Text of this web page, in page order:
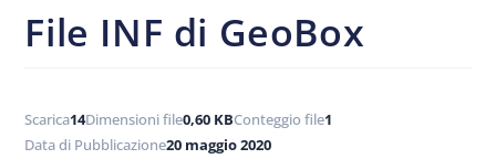
File INF di GeoBox
Scarica14Dimensioni file0,60 KBConteggio file1
Data di Pubblicazione20 maggio 2020